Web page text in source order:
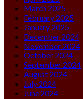
March 2025
February 2025
January 2025
December 2024
November 2024
October 2024
September 2024
August 2024
July 2024
June 2024